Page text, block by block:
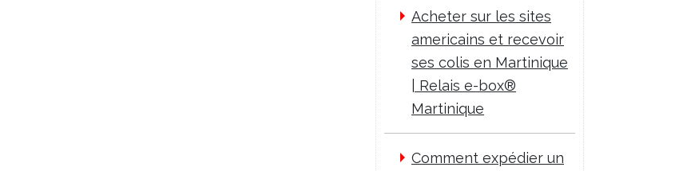
Acheter sur les sites
americains et recevoir
ses colis en Martinique
| Relais e-box®
Martinique
Comment expédier un